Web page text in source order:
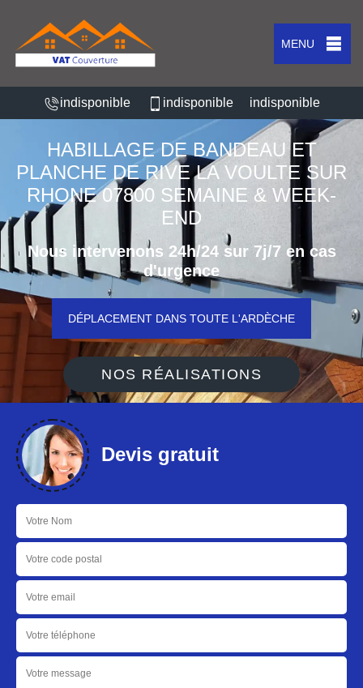
MENU
indisponible indisponible indisponible
HABILLAGE DE BANDEAU ET
PLANCHE DE RIVE LA VOULTE SUR
RHONE 07800 SEMAINE & WEEK-
END
Nous intervenons 24h/24 sur 7j/7 en cas
d'urgence
DÉPLACEMENT DANS TOUTE L'ARDÈCHE
NOS RÉALISATIONS
Devis gratuit